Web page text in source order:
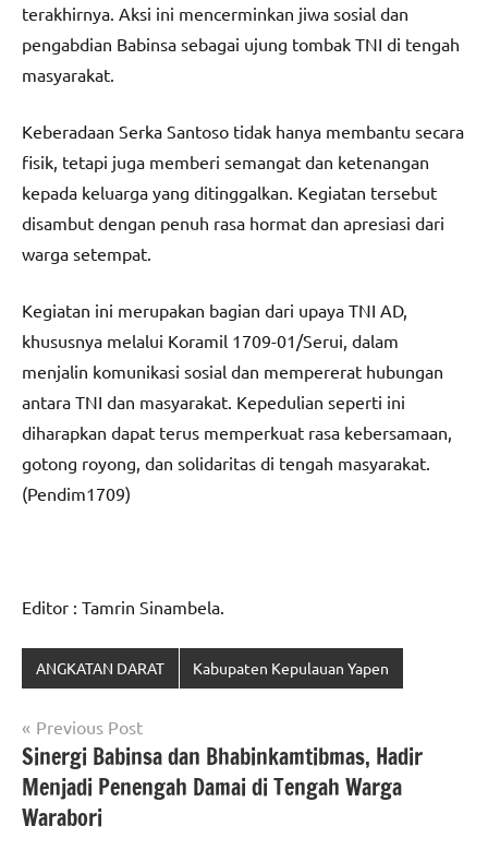
terakhirnya. Aksi ini mencerminkan jiwa sosial dan
pengabdian Babinsa sebagai ujung tombak TNI di tengah
masyarakat.
Keberadaan Serka Santoso tidak hanya membantu secara
fisik, tetapi juga memberi semangat dan ketenangan
kepada keluarga yang ditinggalkan. Kegiatan tersebut
disambut dengan penuh rasa hormat dan apresiasi dari
warga setempat.
Kegiatan ini merupakan bagian dari upaya TNI AD,
khususnya melalui Koramil 1709-01/Serui, dalam
menjalin komunikasi sosial dan mempererat hubungan
antara TNI dan masyarakat. Kepedulian seperti ini
diharapkan dapat terus memperkuat rasa kebersamaan,
gotong royong, dan solidaritas di tengah masyarakat.
(Pendim1709)
Editor : Tamrin Sinambela.
ANGKATAN DARAT Kabupaten Kepulauan Yapen
Navigasi
pos
Previous Post
Sinergi Babinsa dan Bhabinkamtibmas, Hadir
Menjadi Penengah Damai di Tengah Warga
Warabori